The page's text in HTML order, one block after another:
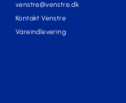
venstre@venstre.dk
Kontakt Venstre
Vareindlevering